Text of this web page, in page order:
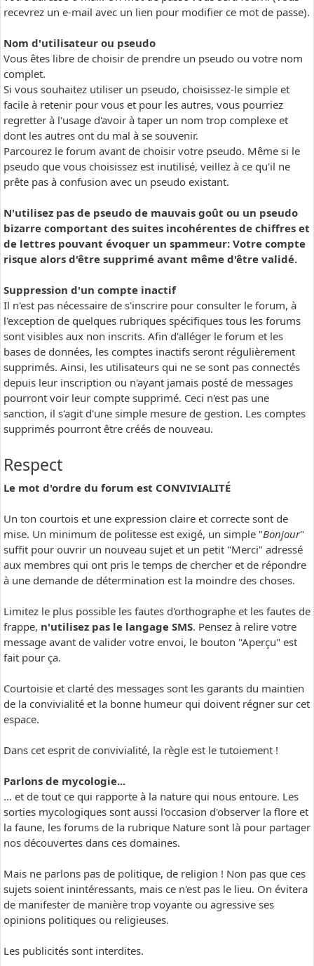
recevrez un e-mail avec un lien pour modifier ce mot de passe).
Nom d'utilisateur ou pseudo
Vous êtes libre de choisir de prendre un pseudo ou votre nom
complet.
Si vous souhaitez utiliser un pseudo, choisissez-le simple et
facile à retenir pour vous et pour les autres, vous pourriez
regretter à l'usage d'avoir à taper un nom trop complexe et
dont les autres ont du mal à se souvenir.
Parcourez le forum avant de choisir votre pseudo. Même si le
pseudo que vous choisissez est inutilisé, veillez à ce qu'il ne
prête pas à confusion avec un pseudo existant.
N'utilisez pas de pseudo de mauvais goût ou un pseudo
bizarre comportant des suites incohérentes de chiffres et
de lettres pouvant évoquer un spammeur: Votre compte
risque alors d'être supprimé avant même d'être validé.
Suppression d'un compte inactif
Il n'est pas nécessaire de s'inscrire pour consulter le forum, à
l'exception de quelques rubriques spécifiques tous les forums
sont visibles aux non inscrits. Afin d'alléger le forum et les
bases de données, les comptes inactifs seront régulièrement
supprimés. Ainsi, les utilisateurs qui ne se sont pas connectés
depuis leur inscription ou n'ayant jamais posté de messages
pourront voir leur compte supprimé. Ceci n'est pas une
sanction, il s'agit d'une simple mesure de gestion. Les comptes
supprimés pourront être créés de nouveau.
Respect
Le mot d'ordre du forum est CONVIVIALITÉ
Un ton courtois et une expression claire et correcte sont de
mise. Un minimum de politesse est exigé, un simple "Bonjour"
suffit pour ouvrir un nouveau sujet et un petit "Merci" adressé
aux membres qui ont pris le temps de chercher et de répondre
à une demande de détermination est la moindre des choses.
Limitez le plus possible les fautes d'orthographe et les fautes de
frappe, n'utilisez pas le langage SMS. Pensez à relire votre
message avant de valider votre envoi, le bouton "Aperçu" est
fait pour ça.
Courtoisie et clarté des messages sont les garants du maintien
de la convivialité et la bonne humeur qui doivent régner sur cet
espace.
Dans cet esprit de convivialité, la règle est le tutoiement !
Parlons de mycologie...
... et de tout ce qui rapporte à la nature qui nous entoure. Les
sorties mycologiques sont aussi l'occasion d'observer la flore et
la faune, les forums de la rubrique Nature sont là pour partager
nos découvertes dans ces domaines.
Mais ne parlons pas de politique, de religion ! Non pas que ces
sujets soient inintéressants, mais ce n'est pas le lieu. On évitera
de manifester de manière trop voyante ou agressive ses
opinions politiques ou religieuses.
Les publicités sont interdites.